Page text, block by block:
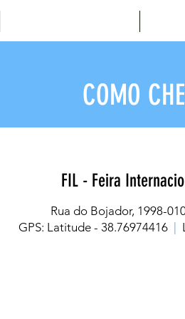
COMO
FIL - Feira
Rua do Bojador, 1998-
GPS: Latitude - 38.76974416 |